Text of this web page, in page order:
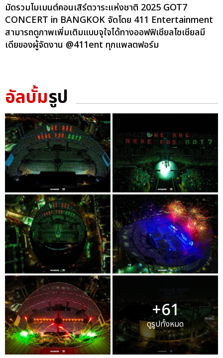
มัดรวมโมเมนต์คอนเสิร์ตวาระแห่งชาติ 2025 GOT7
CONCERT in BANGKOK จัดโดย 411 Entertainment
สามารถดูภาพเพิ่มเติมแบบจุใจได้ทางออฟฟิเชียลโซเชียลมี
เดียของผู้จัดงาน @411ent ทุกแพลตฟอร์ม
อัลบั้มรูป
+61
ดูรูปทั้งหมด